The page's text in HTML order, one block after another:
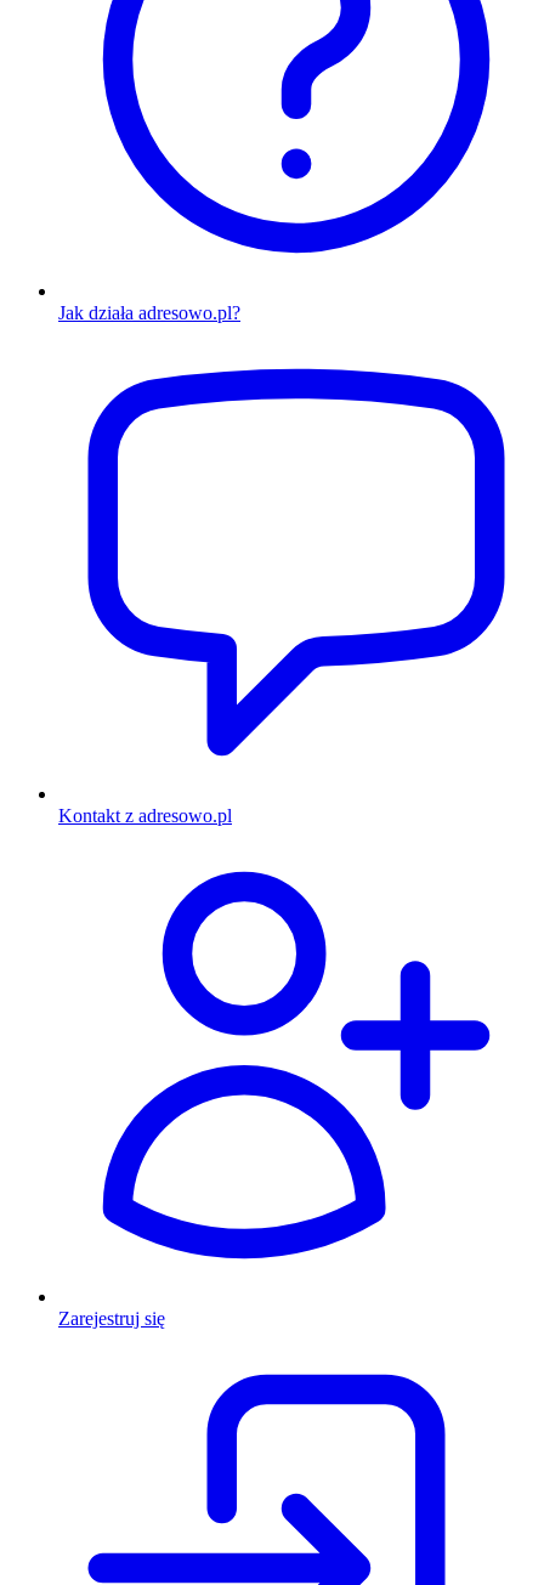
Jak działa adresowo.pl?
Kontakt z adresowo.pl
Zarejestruj się